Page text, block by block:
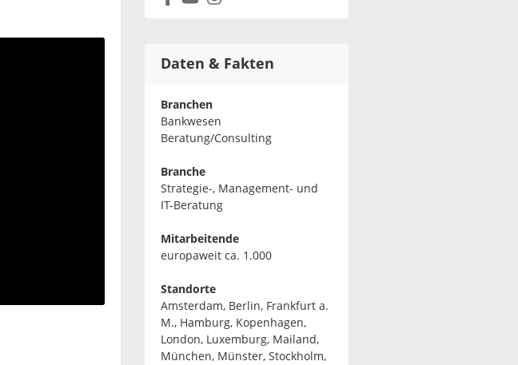
Daten & Fakten
Branchen
Bankwesen
Beratung/Consulting
Branche
Strategie-, Management- und
IT-Beratung
Mitarbeitende
europaweit ca. 1.000
Standorte
Amsterdam, Berlin, Frankfurt a.
M., Hamburg, Kopenhagen,
London, Luxemburg, Mailand,
München, Münster, Stockholm,